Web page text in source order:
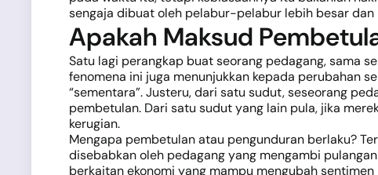
sengaja dibuat oleh pelabur-pelabur lebih besar dan
Apakah Maksud
Satu lagi perangkap buat seorang pedagang, sama
fenomena ini juga menunjukkan kepada perubahan
“sementara”. Justeru, dari satu sudut, seseorang
pembetulan. Dari satu sudut yang lain pula, jika
kerugian.
Mengapa pembetulan atau pengunduran berlaku?
disebabkan oleh pedagang yang mengambi
berkaitan ekonomi yang mampu mengubah